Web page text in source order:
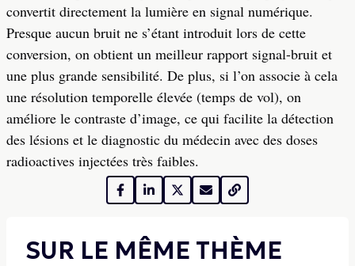
convertit directement la lumière en signal numérique.
Presque aucun bruit ne s’étant introduit lors de cette
conversion, on obtient un meilleur rapport signal-bruit et
une plus grande sensibilité. De plus, si l’on associe à cela
une résolution temporelle élevée (temps de vol), on
améliore le contraste d’image, ce qui facilite la détection
des lésions et le diagnostic du médecin avec des doses
radioactives injectées très faibles.
SUR LE MÊME THÈME